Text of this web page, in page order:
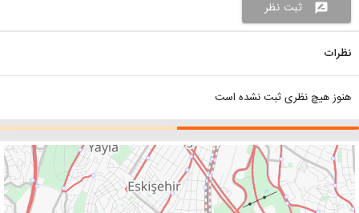
rate_review ثبت نظر
نظرات
هنوز هیچ نظری ثبت نشده است